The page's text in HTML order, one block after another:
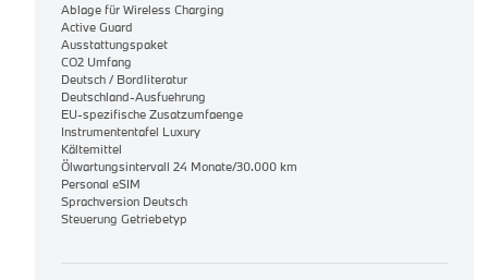
Ablage für Wireless Charging
Active Guard
Ausstattungspaket
CO2 Umfang
Deutsch / Bordliteratur
Deutschland-Ausfuehrung
EU-spezifische Zusatzumfaenge
Instrumententafel Luxury
Kältemittel
Ölwartungsintervall 24 Monate/30.000 km
Personal eSIM
Sprachversion Deutsch
Steuerung Getriebetyp